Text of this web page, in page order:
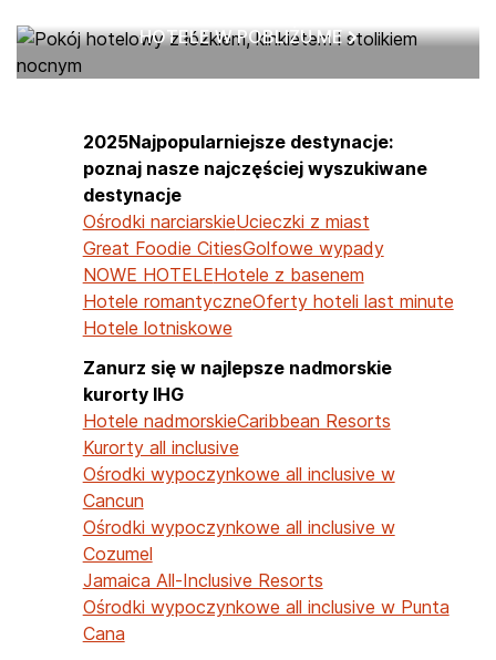
HOTELE W POBLIŻU ME
2025Najpopularniejsze destynacje:
poznaj nasze najczęściej wyszukiwane
destynacje
Ośrodki narciarskieUcieczki z miast
Great Foodie CitiesGolfowe wypady
NOWE HOTELEHotele z basenem
Hotele romantyczneOferty hoteli last minute
Hotele lotniskowe
Zanurz się w najlepsze nadmorskie
kurorty IHG
Hotele nadmorskieCaribbean Resorts
Kurorty all inclusive
Ośrodki wypoczynkowe all inclusive w
Cancun
Ośrodki wypoczynkowe all inclusive w
Cozumel
Jamaica All-Inclusive Resorts
Ośrodki wypoczynkowe all inclusive w Punta
Cana